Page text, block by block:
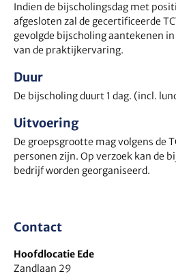
Indien de bijscholingsdag met
afgesloten zal de gecertificeerde
gevolgde bijscholing aantekenen
van de praktijkervaring.
Duur
De bijscholing duurt 1 dag. (incl.
Uitvoering
De groepsgrootte mag volgens de
personen zijn. Op verzoek kan de
bedrijf worden georganiseerd.
Contact
Hoofdlocatie Ede
Zandlaan 29